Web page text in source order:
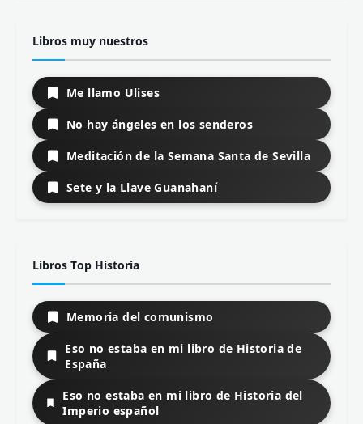
Libros muy nuestros
Me llamo Ulises
No hay ángeles en los senderos
Meditación de la Semana Santa de Sevilla
Sete y la Llave Guanahaní
Libros Top Historia
Memoria del comunismo
Eso no estaba en mi libro de Historia de
España
Eso no estaba en mi libro de Historia del
Imperio español